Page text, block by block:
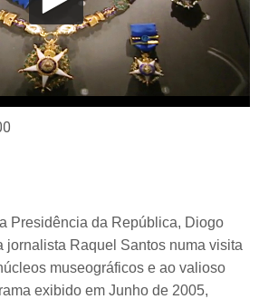
Presidência da República, Diogo
jornalista Raquel Santos numa visita
museográficos e ao valioso
exibido em Junho de 2005,